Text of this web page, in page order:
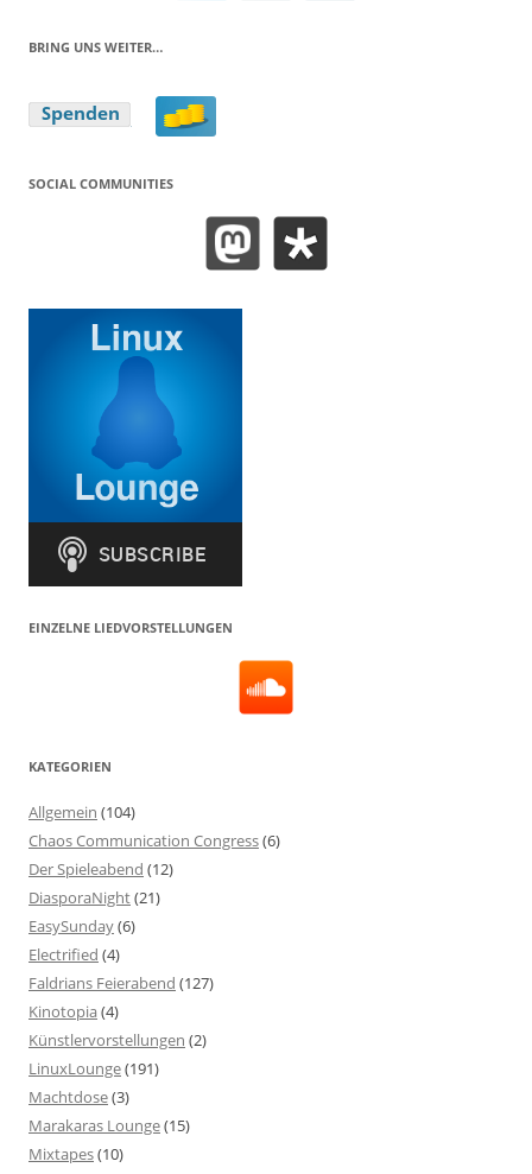
BRING UNS WEITER…
SOCIAL COMMUNITIES
EINZELNE LIEDVORSTELLUNGEN
KATEGORIEN
Allgemein (104)
Chaos Communication Congress(6)
Der Spieleabend (12)
DiasporaNight(21)
EasySunday(6)
Electrified (4)
Faldrians Feierabend (127)
Kinotopia(4)
Künstlervorstellungen (2)
LinuxLounge(191)
Machtdose(3)
Marakaras Lounge(15)
Mixtapes(10)